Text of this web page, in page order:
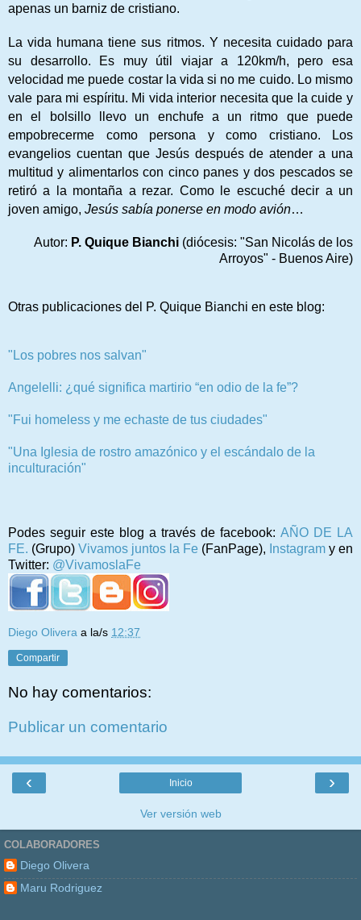
apenas un barniz de cristiano.
La vida humana tiene sus ritmos. Y necesita cuidado para
su desarrollo. Es muy útil viajar a 120km/h, pero esa
velocidad me puede costar la vida si no me cuido. Lo mismo
vale para mi espíritu. Mi vida interior necesita que la cuide y
en el bolsillo llevo un enchufe a un ritmo que puede
empobrecerme como persona y como cristiano. Los
evangelios cuentan que Jesús después de atender a una
multitud y alimentarlos con cinco panes y dos pescados se
retiró a la montaña a rezar. Como le escuché decir a un
joven amigo, Jesús sabía ponerse en modo avión…
Autor: P. Quique Bianchi (diócesis: "San Nicolás de los
Arroyos" - Buenos Aire)
Otras publicaciones del P. Quique Bianchi en este blog:
"Los pobres nos salvan"
Angelelli: ¿qué significa martirio “en odio de la fe”?
"Fui homeless y me echaste de tus ciudades"
"Una Iglesia de rostro amazónico y el escándalo de la
inculturación"
Podes seguir este blog a través de facebook: AÑO DE LA
FE. (Grupo) Vivamos juntos la Fe (FanPage), Instagram y en
Twitter: @VivamoslaFe
Diego Olivera a la/s 12:37
Compartir
No hay comentarios:
Publicar un comentario
‹ ›
Inicio
Ver versión web
COLABORADORES
Diego Olivera
Maru Rodriguez